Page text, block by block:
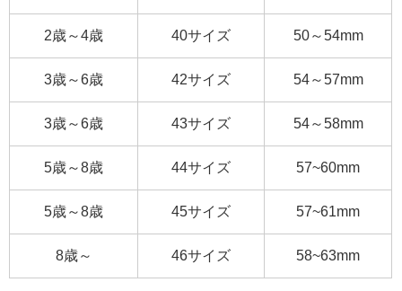
2歳～4歳 40サイズ 50～54mm
3歳～6歳 42サイズ 54～57mm
3歳～6歳 43サイズ 54～58mm
5歳～8歳 44サイズ 57~60mm
5歳～8歳 45サイズ 57~61mm
8歳～ 46サイズ 58~63mm